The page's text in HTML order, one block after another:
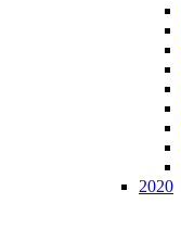
2020